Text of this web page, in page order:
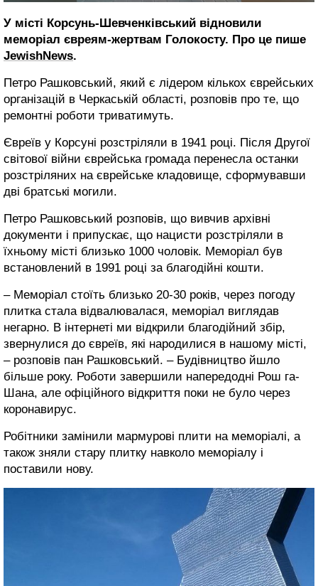
У місті Корсунь-Шевченківський відновили
меморіал євреям-жертвам Голокосту. Про це пише
JewishNews.
Петро Рашковський, який є лідером кількох єврейських
організацій в Черкаській області, розповів про те, що
ремонтні роботи триватимуть.
Євреїв у Корсуні розстріляли в 1941 році. Після Другої
світової війни єврейська громада перенесла останки
розстріляних на єврейське кладовище, сформувавши
дві братські могили.
Петро Рашковський розповів, що вивчив архівні
документи і припускає, що нацисти розстріляли в
їхньому місті близько 1000 чоловік. Меморіал був
встановлений в 1991 році за благодійні кошти.
– Меморіал стоїть близько 20-30 років, через погоду
плитка стала відвалювалася, меморіал виглядав
негарно. В інтернеті ми відкрили благодійний збір,
звернулися до євреїв, які народилися в нашому місті,
– розповів пан Рашковський. – Будівництво йшло
більше року. Роботи завершили напередодні Рош га-
Шана, але офіційного відкриття поки не було через
коронавирус.
Робітники замінили мармурові плити на меморіалі, а
також зняли стару плитку навколо меморіалу і
поставили нову.